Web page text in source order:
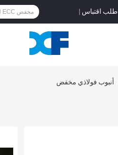
طلب اقتباس |
أنبوب فولاذي مخفض